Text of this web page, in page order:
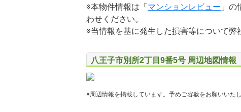
※本物件情報は「 マンションレビュー 」
わせください。
※当情報を基に発生した損害等について弊
八王子市別所2丁目9番5号 周辺地図情報
※周辺情報を掲載しています。予めご容赦をお願いいたし